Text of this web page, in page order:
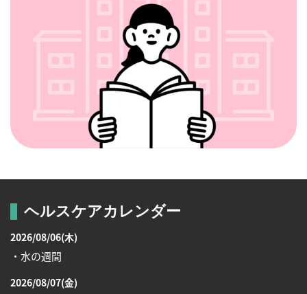
ヘルスケアカレンダー
2026/08/06(木)
・水の週間
2026/08/07(金)